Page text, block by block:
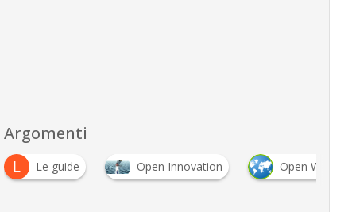
Argomenti
L Le guide Open Innovation Open World